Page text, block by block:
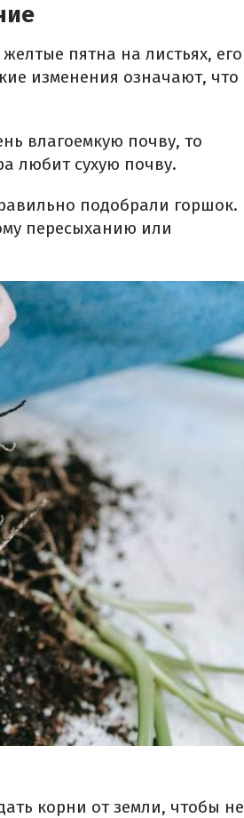
пятна на листьях, его
изменения означают, что
влагоемкую почву, то
любит сухую почву.
подобрали горшок.
пересыханию или
корни от земли, чтобы не